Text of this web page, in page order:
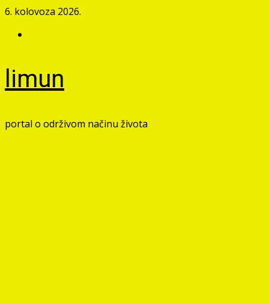
Skip
content
6. kolovoza 2026.
limun
portal o održivom načinu života